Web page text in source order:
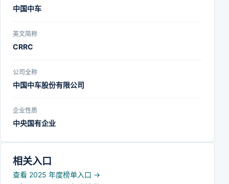
中国中车
英文简称
CRRC
公司全称
中国中车股份有限公司
企业性质
中央国有企业
相关入口
查看 2025 年度榜单入口 →